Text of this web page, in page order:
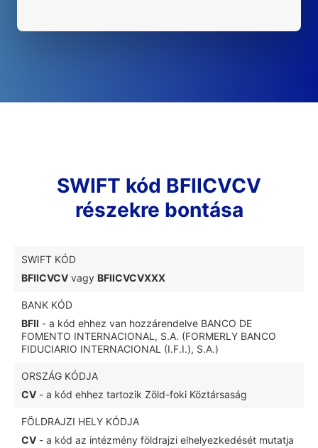
SWIFT kód BFIICVCV
részekre bontása
SWIFT KÓD
BFIICVCV vagy BFIICVCVXXX
BANK KÓD
BFII - a kód ehhez van hozzárendelve BANCO DE
FOMENTO INTERNACIONAL, S.A. (FORMERLY BANCO
FIDUCIARIO INTERNACIONAL (I.F.I.), S.A.)
ORSZÁG KÓDJA
CV - a kód ehhez tartozik Zöld-foki Köztársaság
FÖLDRAJZI HELY KÓDJA
CV - a kód az intézmény földrajzi elhelyezkedését mutatja